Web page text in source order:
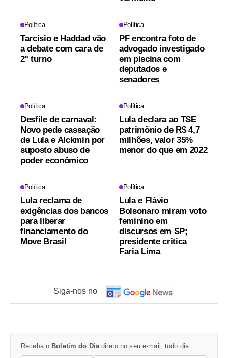
Política
Tarcísio e Haddad vão
a debate com cara de
2° turno
Política
PF encontra foto de
advogado investigado
em piscina com
deputados e
senadores
Política
Desfile de carnaval:
Novo pede cassação
de Lula e Alckmin por
suposto abuso de
poder econômico
Política
Lula declara ao TSE
patrimônio de R$ 4,7
milhões, valor 35%
menor do que em 2022
Política
Lula reclama de
exigências dos bancos
para liberar
financiamento do
Move Brasil
Política
Lula e Flávio
Bolsonaro miram voto
feminino em
discursos em SP;
presidente critica
Faria Lima
Siga-nos no
Receba o Boletim do Dia direto no seu e-mail, todo dia.